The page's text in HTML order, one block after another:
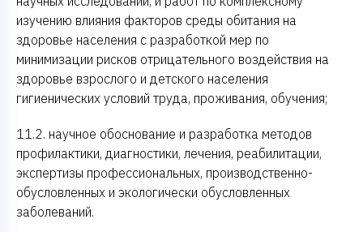
изучению влияния факторов среды обитания на
здоровье населения с разработкой мер по
минимизации рисков отрицательного воздействия на
здоровье взрослого и детского населения
гигиенических условий труда, проживания, обучения;
11.2. научное обоснование и разработка методов
профилактики, диагностики, лечения, реабилитации,
экспертизы профессиональных, производственно-
обусловленных и экологически обусловленных
заболеваний.